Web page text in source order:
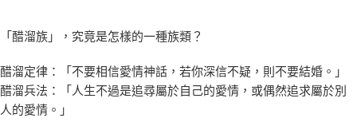
「醋溜族」，究竟是怎樣的一種族類？
醋溜定律：「不要相信愛情神話，若你深信不疑，則不要結婚。」
醋溜兵法：「人生不過是追尋屬於自己的愛情，或偶然追求屬於別
人的愛情。」